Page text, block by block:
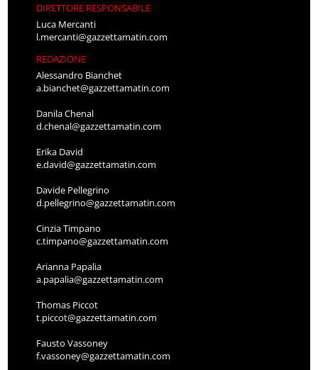
DIRETTORE RESPONSABILE
Luca Mercanti
l.mercanti@gazzettamatin.com
REDAZIONE
Alessandro Bianchet
a.bianchet@gazzettamatin.com
Danila Chenal
d.chenal@gazzettamatin.com
Erika David
e.david@gazzettamatin.com
Davide Pellegrino
d.pellegrino@gazzettamatin.com
Cinzia Timpano
c.timpano@gazzettamatin.com
Arianna Papalia
a.papalia@gazzettamatin.com
Thomas Piccot
t.piccot@gazzettamatin.com
Fausto Vassoney
f.vassoney@gazzettamatin.com